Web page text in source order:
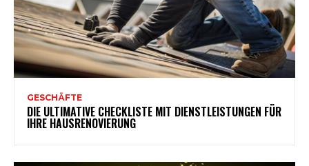
GESCHÄFTE
DIE ULTIMATIVE CHECKLISTE MIT DIENSTLEISTUNGEN FÜR
IHRE HAUSRENOVIERUNG